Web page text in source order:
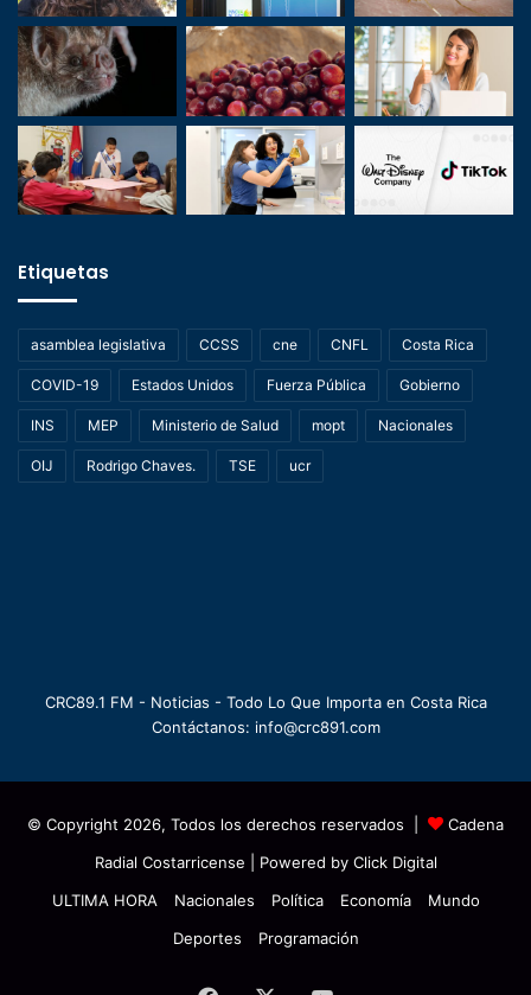
Etiquetas
asamblea legislativa CCSS cne CNFL Costa Rica
COVID-19 Estados Unidos Fuerza Pública Gobierno
INS MEP Ministerio de Salud mopt Nacionales
OIJ Rodrigo Chaves. TSE ucr
CRC89.1 FM - Noticias - Todo Lo Que Importa en Costa Rica
Contáctanos: info@crc891.com
© Copyright 2026, Todos los derechos reservados |
Cadena
Radial Costarricense | Powered by Click Digital
ULTIMA HORA
Nacionales Política Economía
Mundo
Deportes
Programación